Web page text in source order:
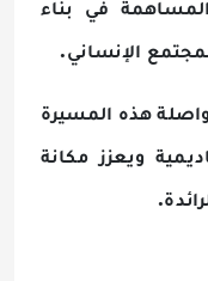
في بناء
الإنساني.
هذه المسيرة
ويعزز مكانة
.